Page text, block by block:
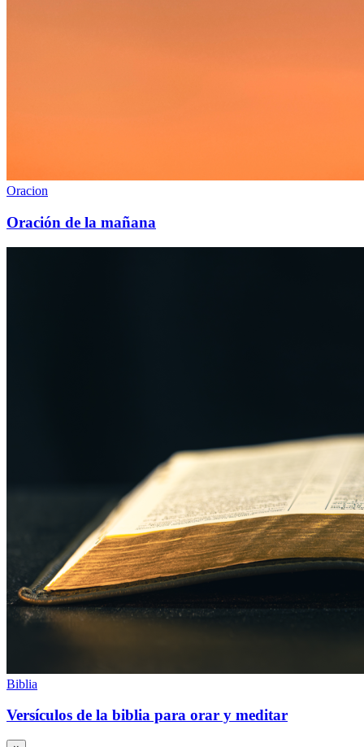
Oracion
Oración de la mañana
Biblia
Versículos de la biblia para orar y meditar